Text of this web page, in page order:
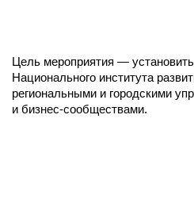
Цель мероприятия —
Национального института
региональными и городскими
и бизнес-сообществами.